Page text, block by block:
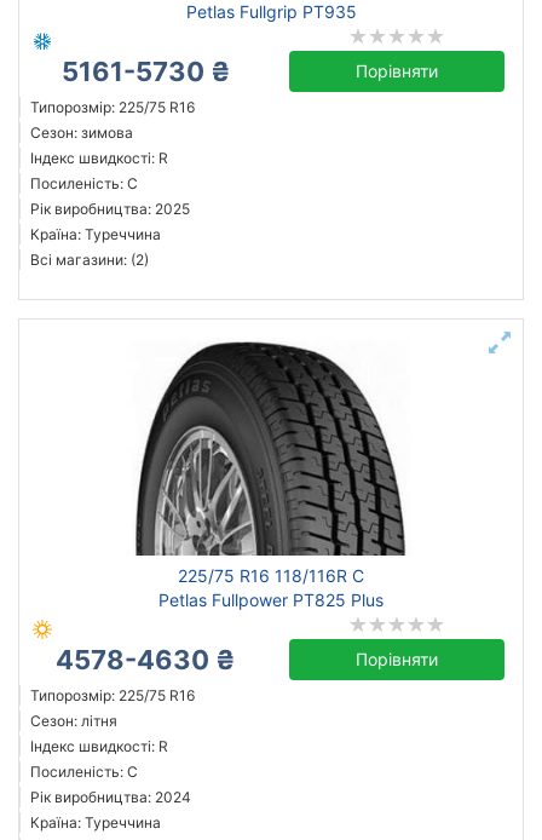
Petlas Fullgrip PT935
5161-5730 ₴ Порівняти
Типорозмір: 225/75 R16
Сезон: зимова
Індекс швидкості: R
Посиленість: C
Рік виробництва: 2025
Країна: Туреччина
Всі магазини: (2)
225/75 R16 118/116R C
Petlas Fullpower PT825 Plus
4578-4630 ₴ Порівняти
Типорозмір: 225/75 R16
Сезон: літня
Індекс швидкості: R
Посиленість: C
Рік виробництва: 2024
Країна: Туреччина